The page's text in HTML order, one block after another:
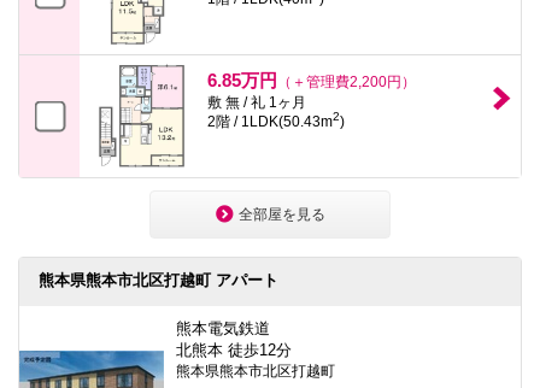
6.85万円
（＋管理費2,200円）
敷 無 / 礼 1ヶ月
2階 / 1LDK(50.43m2)
全部屋を見る
熊本県熊本市北区打越町 アパート
熊本電気鉄道
北熊本 徒歩12分
熊本県熊本市北区打越町